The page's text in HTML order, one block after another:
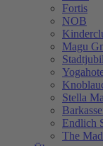
Fortis
NOB
Magu
Stella
Endlich
The